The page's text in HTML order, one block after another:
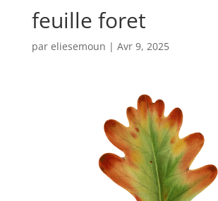
feuille foret
par eliesemoun | Avr 9, 2025